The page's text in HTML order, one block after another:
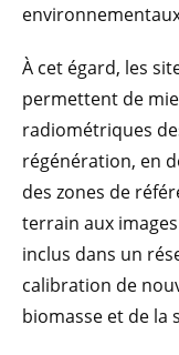
À cet égard, les
permettent de
radiométriques
régénération, en
des zones de
terrain aux
inclus dans un
calibration de
biomasse et de